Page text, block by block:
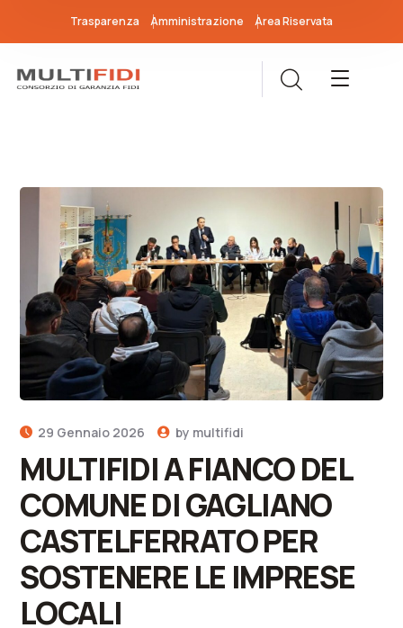
Trasparenza Amministrazione Area Riservata
29 Gennaio 2026 by multifidi
MULTIFIDI A FIANCO DEL
COMUNE DI GAGLIANO
CASTELFERRATO PER
SOSTENERE LE IMPRESE
LOCALI